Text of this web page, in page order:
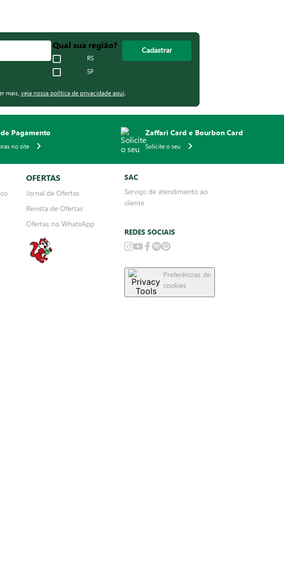
Qual sua região?
RS
SP
Cadastrar
mais, veja nossa política de privacidade aqui.
Pagamento
no site
Zaffari Card e Bourbon Card
Solicite o seu
OFERTAS
Jornal de Ofertas
Revista de Ofertas
Ofertas no WhatsApp
SAC
Serviço de atendimento ao
cliente
REDES SOCIAIS
Preferências de
cookies